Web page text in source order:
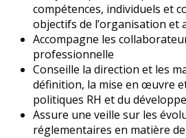
compétences, individuels et
objectifs de l’organisation et
Accompagne les
professionnelle
Conseille la direction et les
définition, la mise en œuvre
politiques RH et du
Assure une veille sur les
réglementaires en matière de